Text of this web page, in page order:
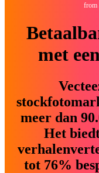
from
met
meer dan
Het
tot 76%